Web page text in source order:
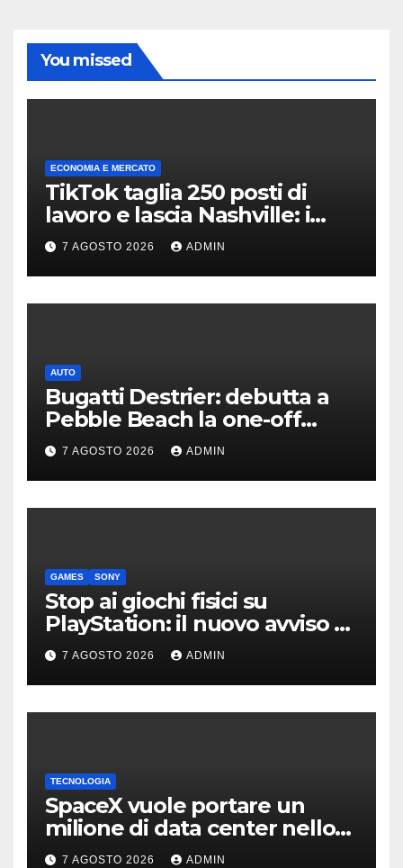
You missed
ECONOMIA E MERCATO
TikTok taglia 250 posti di
lavoro e lascia Nashville: i
motivi della scelta
7 AGOSTO 2026 ADMIN
AUTO
Bugatti Destrier: debutta a
Pebble Beach la one-off
derivata dalla Bolide
7 AGOSTO 2026 ADMIN
GAMES SONY
Stop ai giochi fisici su
PlayStation: il nuovo avviso di
Sony è l’ennesima conferma
7 AGOSTO 2026 ADMIN
TECNOLOGIA
SpaceX vuole portare un
milione di data center nello
spazio: Nvidia sarà il cervello
7 AGOSTO 2026 ADMIN